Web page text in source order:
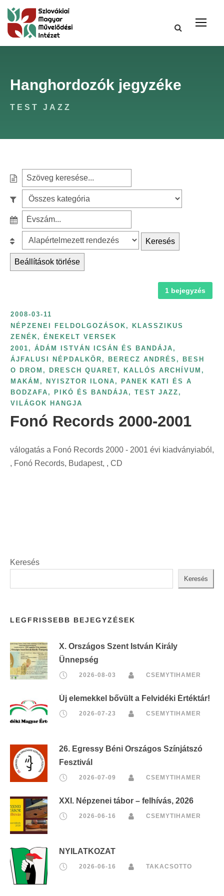
Hanghordozók jegyzéke
TEST JAZZ
e
c
f
o
z
é
s
e
g
ó
r
i
a
e
i
n
z
é
v
s
z
á
m
s
z
e
r
n
t
e
s
l
á
s
:
Keresés
Beállítások törlése
1 bejegyzés
2008-03-11
NÉPZENEI FELDOLGOZÁSOK, KLASSZIKUS
ZENÉK, ÉNEKELT VERSEK
2001 , ÁDÁM ISTVÁN ICSÁN ÉS BANDÁJA ,
ÁJFALUSI NÉPDALKÖR , BERECZ ANDRÉS , BESH
O DROM , DRESCH QUARET, KALLÓS ARCHÍVUM ,
MAKÁM , NYISZTOR ILONA , PANEK KATI ÉS A
BODZAFA , PIKÓ ÉS BANDÁJA , TEST JAZZ ,
VILÁGOK HANGJA
Fonó Records 2000-2001
válogatás a Fonó Records 2000 - 2001 évi kiadványiaból,
, Fonó Records, Budapest, , CD
Keresés
Keresés
LEGFRISSEBB BEJEGYZÉSEK
X. Országos Szent István Király
Ünnepség
2026-08-03 CSEMYTIHAMER
Új elemekkel bővült a Felvidéki Értéktár!
2026-07-23 CSEMYTIHAMER
26. Egressy Béni Országos Színjátszó
Fesztivál
2026-07-09 CSEMYTIHAMER
XXI. Népzenei tábor – felhívás, 2026
2026-06-16 CSEMYTIHAMER
NYILATKOZAT
2026-06-16 TAKACSOTTO